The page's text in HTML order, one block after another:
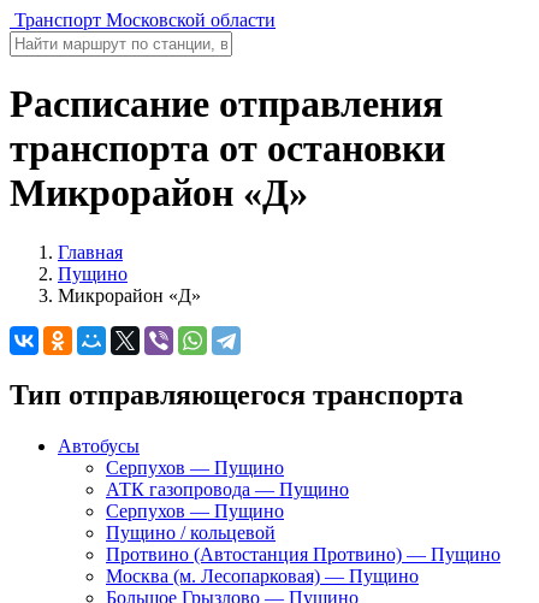
Транспорт Московской области
Расписание отправления
транспорта от остановки
Микрорайон «Д»
Главная
Пущино
Микрорайон «Д»
Тип отправляющегося транспорта
Автобусы
Серпухов — Пущино
АТК газопровода — Пущино
Серпухов — Пущино
Пущино / кольцевой
Протвино (Автостанция Протвино) — Пущино
Москва (м. Лесопарковая) — Пущино
Большое Грызлово — Пущино